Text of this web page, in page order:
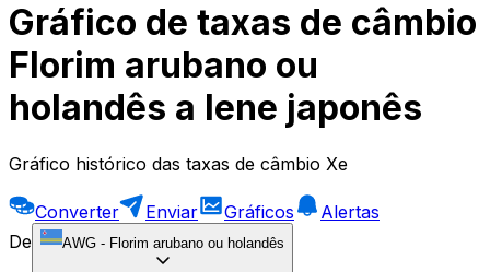
Gráfico de taxas de câmbio
Florim arubano ou
holandês a Iene japonês
Gráfico histórico das taxas de câmbio Xe
Converter Enviar Gráficos
Alertas
De
AWG - Florim arubano ou holandês